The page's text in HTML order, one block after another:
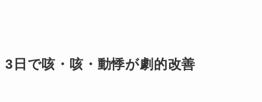
3日で咳・咳・動悸が劇的改善